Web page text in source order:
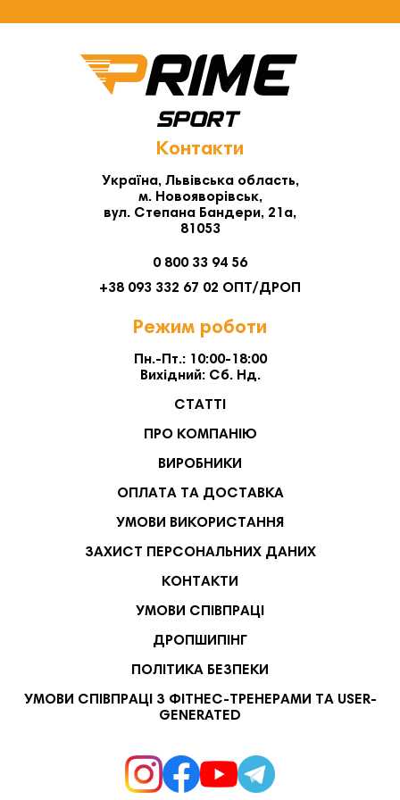
Контакти
Україна, Львівська область,
м. Новояворівськ,
вул. Степана Бандери, 21а,
81053
0 800 33 94 56
+38 093 332 67 02 ОПТ/ДРОП
Режим роботи
Пн.-Пт.: 10:00-18:00
Вихідний: Сб. Нд.
СТАТТІ
ПРО КОМПАНІЮ
ВИРОБНИКИ
ОПЛАТА ТА ДОСТАВКА
УМОВИ ВИКОРИСТАННЯ
ЗАХИСТ ПЕРСОНАЛЬНИХ ДАНИХ
КОНТАКТИ
УМОВИ СПІВПРАЦІ
ДРОПШИПІНГ
ПОЛІТИКА БЕЗПЕКИ
УМОВИ СПІВПРАЦІ З ФІТНЕС-ТРЕНЕРАМИ ТА USER-
GENERATED